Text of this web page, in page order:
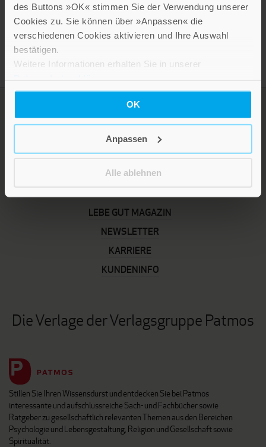
des Buttons »OK« stimmen Sie der Verwendung unserer
Cookies zu. Sie können über »Anpassen« die
verschiedenen Cookies aktivieren und Ihre Auswahl
bestätigen.
Weitere Informationen erhalten Sie in unserer
OK
Anpassen
Alle ablehnen
LEBE GUT MAGAZIN
NEWSLETTER
KARRIERE
KUNDENINFO
Die Verlage der Verlagsgruppe Patmos
Stillen Sie Ihren Wissensdurst und entdecken Sie bei Patmos
interessante und aufschlussreiche Sach- und Fachbücher sowie
Ratgeber zu gesellschaftlich relevanten Themen aus den Bereichen
Psychologie und Lebensgestaltung, Religion und Gesellschaft sowie
Spiritualität.